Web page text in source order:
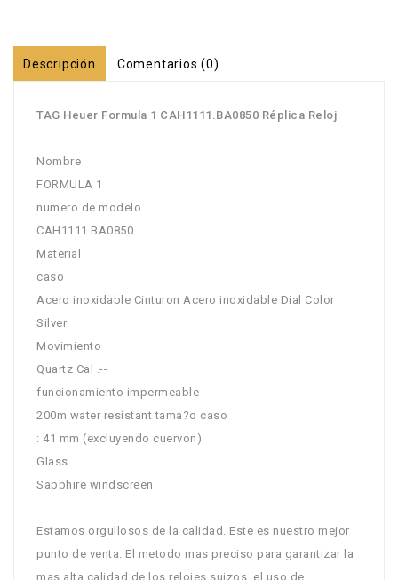
Descripción Comentarios (0)
TAG Heuer Formula 1 CAH1111.BA0850 Réplica Reloj
Nombre
FORMULA 1
numero de modelo
CAH1111.BA0850
Material
caso
Acero inoxidable Cinturon Acero inoxidable Dial Color
Silver
Movimiento
Quartz Cal .--
funcionamiento impermeable
200m water resístant tama?o caso
: 41 mm (excluyendo cuervon)
Glass
Sapphire windscreen
Estamos orgullosos de la calidad. Este es nuestro mejor
punto de venta. El metodo mas preciso para garantizar la
mas alta calidad de los relojes suizos, el uso de